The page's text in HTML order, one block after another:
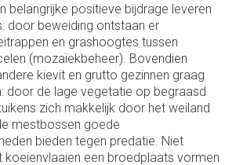
belangrijke positieve bijdrage leveren
door beweiding ontstaan er
en grashoogtes tussen
(mozaïekbeheer). Bovendien
kievit en grutto gezinnen graag
door de lage vegetatie op begraasd
zich makkelijk door het weiland
mestbossen goede
bieden tegen predatie. Niet
koeienvlaaien een broedplaats vormen